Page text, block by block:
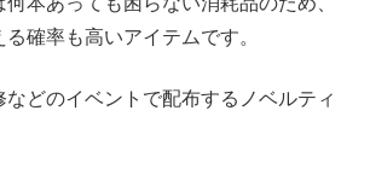
確率も高いアイテムです。
どのイベントで配布するノベルティ